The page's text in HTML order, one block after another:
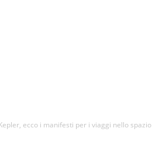
ecco i manifesti per i viaggi nello spazio